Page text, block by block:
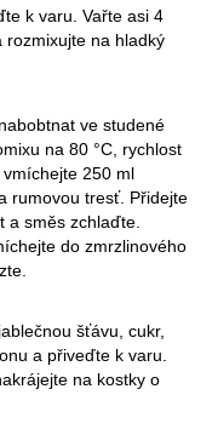
k varu. Vařte asi 4
rozmixujte na hladký
ve studené
na 80 °C, rychlost
250 ml
rumovou tresť. Přidejte
a směs zchlaďte.
do zmrzlinového
šťávu, cukr,
a přiveďte k varu.
na kostky o